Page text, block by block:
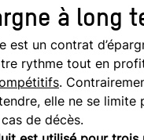
à long
est un contrat
rythme tout en
.
elle ne se limite
de décès.